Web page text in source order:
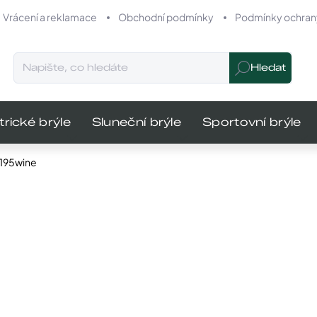
Vrácení a reklamace Obchodní podmínky Podmínky
Hledat
brýle Sluneční brýle Sportovní brýle